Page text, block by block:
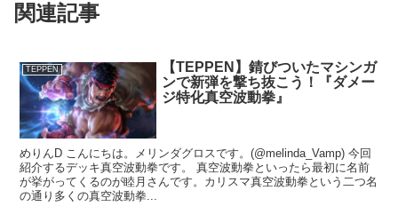
関連記事
TEPPEN
【TEPPEN】錆びついたマシンガ
ンで新弾を撃ち抜こう！『ダメー
ジ特化真空波動拳』
めりんD こんにちは。メリンダグロスです。(@melinda_Vamp) 今回
紹介するデッキ真空波動拳です。 真空波動拳といったら最初に名前
が挙がってくるのが睦月さんです。カリスマ真空波動拳という二つ名
の通り多くの真空波動拳...